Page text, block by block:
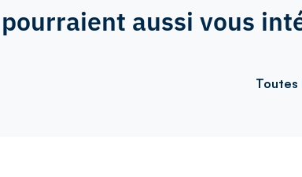
aussi vous
Toutes